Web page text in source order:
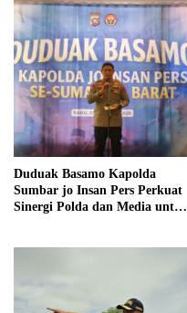
Duduak Basamo Kapolda
Sumbar jo Insan Pers Perkuat
Sinergi Polda dan Media untuk